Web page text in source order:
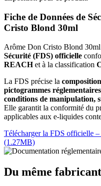
Fiche de Données de
Cristo Blond 30ml
Arôme Don Cristo Blond 30ml
Sécurité (FDS) officielle
REACHet à la classification
La FDS précise la composition
pictogrammes réglementaires
conditions de manipulation,
Elle garantit la conformité du
applicables aux e-liquides
Télécharger la FDS officielle
(1.27MB)
Du même fabricant